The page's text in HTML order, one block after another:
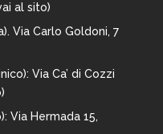
al sito)
Via Carlo Goldoni, 7
Via Ca’ di Cozzi
)
Via Hermada 15,